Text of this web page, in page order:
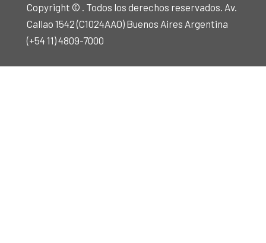
Copyright © . Todos los derechos reservados. Av.
Callao 1542 (C1024AAO) Buenos Aires Argentina
(+54 11) 4809-7000